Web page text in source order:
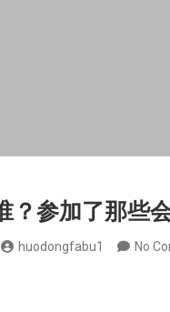
？参加了那些
huodongfabu1 No